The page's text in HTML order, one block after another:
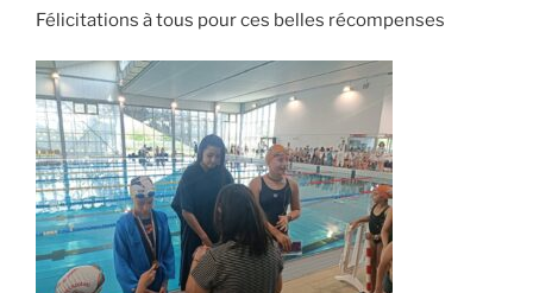
Félicitations à tous pour ces belles récompenses